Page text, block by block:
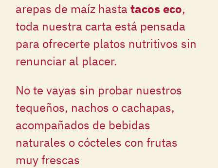
arepas de maíz hastatacos eco,
toda nuestra carta está pensada
para ofrecerte platos nutritivos sin
renunciar al placer.
No te vayas sin probar nuestros
tequeños, nachos o cachapas,
acompañados de bebidas
naturales o cócteles con frutas
muy frescas